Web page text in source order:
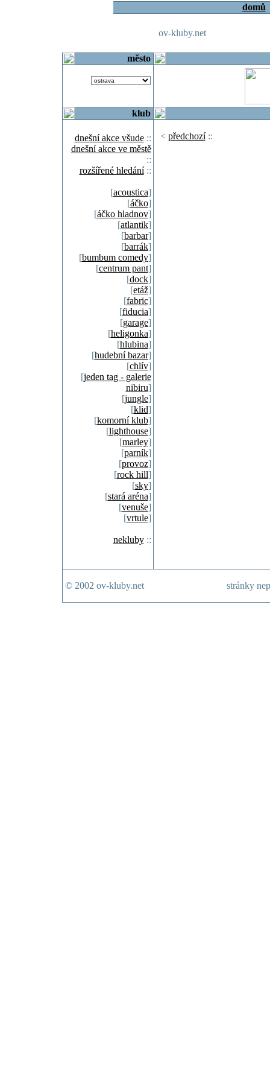
domů
ov-kluby.net
město
klub
dnešní akce všude::
dnešní akce ve městě
::
rozšířené hledání::
[acoustica]
[áčko]
[áčko hladnov]
[atlantik]
[barbar]
[barrák]
[bumbum comedy]
[centrum pant]
[dock]
[etáž]
[fabric]
[fiducia]
[garage]
[heligonka]
[hlubina]
[hudební bazar]
[chlív]
[jeden tag - galerie
nibiru]
[jungle]
[klid]
[komorní klub]
[lighthouse]
[marley]
[parník]
[provoz]
[rock hill]
[sky]
[stará aréna]
[venuše]
[vrtule]
nekluby::
< předchozí::
© 2002 ov-kluby.net stránky